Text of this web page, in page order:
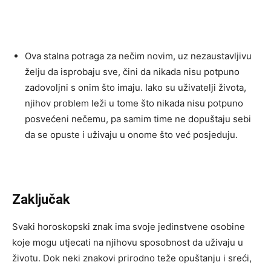
Ova stalna potraga za nečim novim, uz nezaustavljivu
želju da isprobaju sve, čini da nikada nisu potpuno
zadovoljni s onim što imaju. Iako su uživatelji života,
njihov problem leži u tome što nikada nisu potpuno
posvećeni nečemu, pa samim time ne dopuštaju sebi
da se opuste i uživaju u onome što već posjeduju.
Zaključak
Svaki horoskopski znak ima svoje jedinstvene osobine
koje mogu utjecati na njihovu sposobnost da uživaju u
životu. Dok neki znakovi prirodno teže opuštanju i sreći,